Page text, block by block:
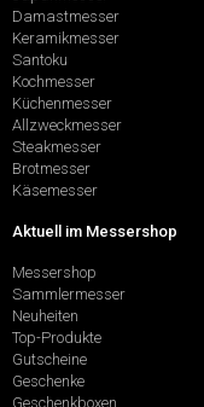
Damastmesser
Keramikmesser
Santoku
Kochmesser
Küchenmesser
Allzweckmesser
Steakmesser
Brotmesser
Käsemesser
Aktuell im Messershop
Messershop
Sammlermesser
Neuheiten
Top-Produkte
Gutscheine
Geschenke
Geschenkboxen